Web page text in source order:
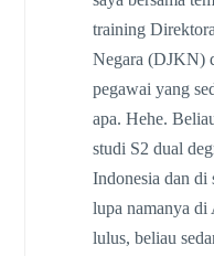
training
Negara (DJKN)
pegawai yang
apa. Hehe.
studi S2 dual
Indonesia dan di
lupa namanya di
lulus, beliau